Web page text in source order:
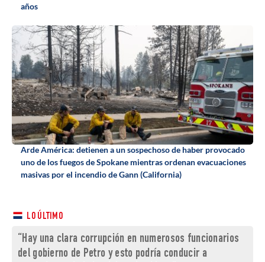
años
Arde América: detienen a un sospechoso de haber provocado
uno de los fuegos de Spokane mientras ordenan evacuaciones
masivas por el incendio de Gann (California)
LO ÚLTIMO
“Hay una clara corrupción en numerosos funcionarios
del gobierno de Petro y esto podría conducir a